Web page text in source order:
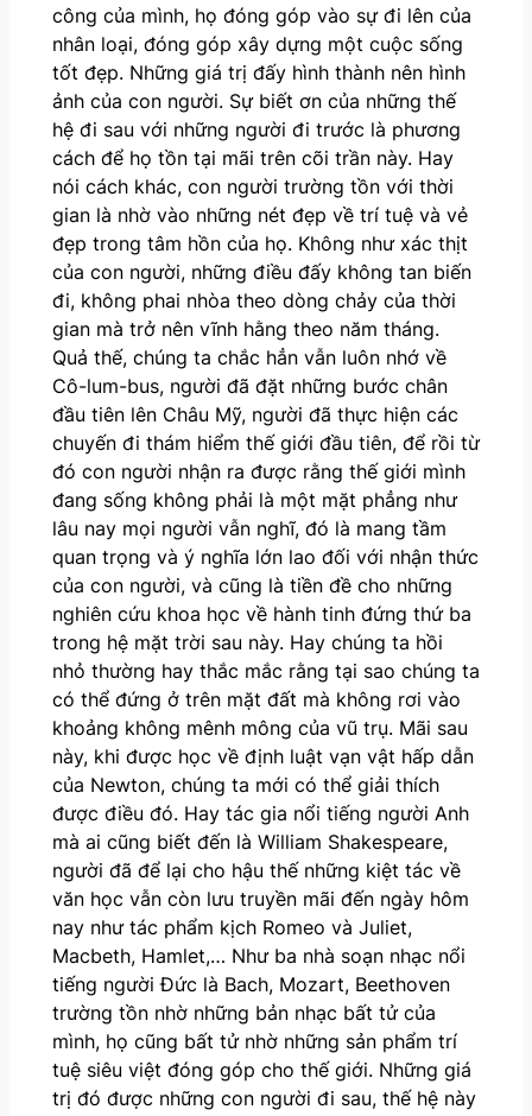
công của mình, họ đóng góp vào sự đi lên của
nhân loại, đóng góp xây dựng một cuộc sống
tốt đẹp. Những giá trị đấy hình thành nên hình
ảnh của con người. Sự biết ơn của những thế
hệ đi sau với những người đi trước là phương
cách để họ tồn tại mãi trên cõi trần này. Hay
nói cách khác, con người trường tồn với thời
gian là nhờ vào những nét đẹp về trí tuệ và vẻ
đẹp trong tâm hồn của họ. Không như xác thịt
của con người, những điều đấy không tan biến
đi, không phai nhòa theo dòng chảy của thời
gian mà trở nên vĩnh hằng theo năm tháng.
Quả thế, chúng ta chắc hẳn vẫn luôn nhớ về
Cô-lum-bus, người đã đặt những bước chân
đầu tiên lên Châu Mỹ, người đã thực hiện các
chuyến đi thám hiểm thế giới đầu tiên, để rồi từ
đó con người nhận ra được rằng thế giới mình
đang sống không phải là một mặt phẳng như
lâu nay mọi người vẫn nghĩ, đó là mang tầm
quan trọng và ý nghĩa lớn lao đối với nhận thức
của con người, và cũng là tiền đề cho những
nghiên cứu khoa học về hành tinh đứng thứ ba
trong hệ mặt trời sau này. Hay chúng ta hồi
nhỏ thường hay thắc mắc rằng tại sao chúng ta
có thể đứng ở trên mặt đất mà không rơi vào
khoảng không mênh mông của vũ trụ. Mãi sau
này, khi được học về định luật vạn vật hấp dẫn
của Newton, chúng ta mới có thể giải thích
được điều đó. Hay tác gia nổi tiếng người Anh
mà ai cũng biết đến là William Shakespeare,
người đã để lại cho hậu thế những kiệt tác về
văn học vẫn còn lưu truyền mãi đến ngày hôm
nay như tác phẩm kịch Romeo và Juliet,
Macbeth, Hamlet,… Như ba nhà soạn nhạc nổi
tiếng người Đức là Bach, Mozart, Beethoven
trường tồn nhờ những bản nhạc bất tử của
mình, họ cũng bất tử nhờ những sản phẩm trí
tuệ siêu việt đóng góp cho thế giới. Những giá
trị đó được những con người đi sau, thế hệ này